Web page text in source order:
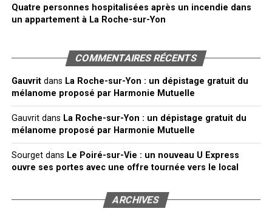
Quatre personnes hospitalisées après un incendie dans
un appartement à La Roche-sur-Yon
COMMENTAIRES RÉCENTS
Gauvritdans La Roche-sur-Yon : un dépistage gratuit du
mélanome proposé par Harmonie Mutuelle
Gauvritdans La Roche-sur-Yon : un dépistage gratuit du
mélanome proposé par Harmonie Mutuelle
Sourgetdans Le Poiré-sur-Vie : un nouveau U Express
ouvre ses portes avec une offre tournée vers le local
ARCHIVES